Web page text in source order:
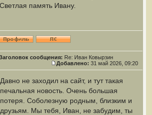
Светлая память Ивану.
сообщения: Re: Иван Ковырзин
Добавлено: 31 май 2026, 09:20
Давно не заходил на сайт, и тут такая
печальная новость. Очень большая
потеря. Соболезную родным, близким и
друзьям. Мы тебя, Иван, не забудим, ты